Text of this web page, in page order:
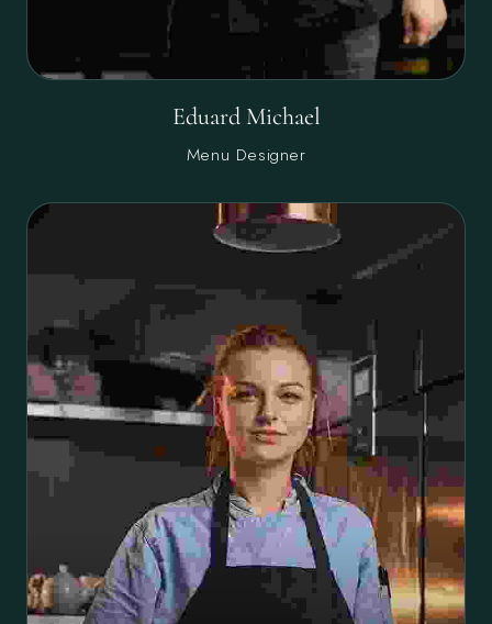
Eduard Michael
Menu Designer